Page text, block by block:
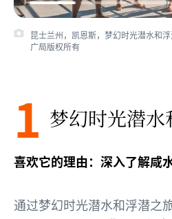
昆士兰州，凯恩斯，梦幻时光潜水和
广局版权所有
1 梦幻时光潜
喜欢它的理由：深入了解咸
通过梦幻时光潜水和浮潜之